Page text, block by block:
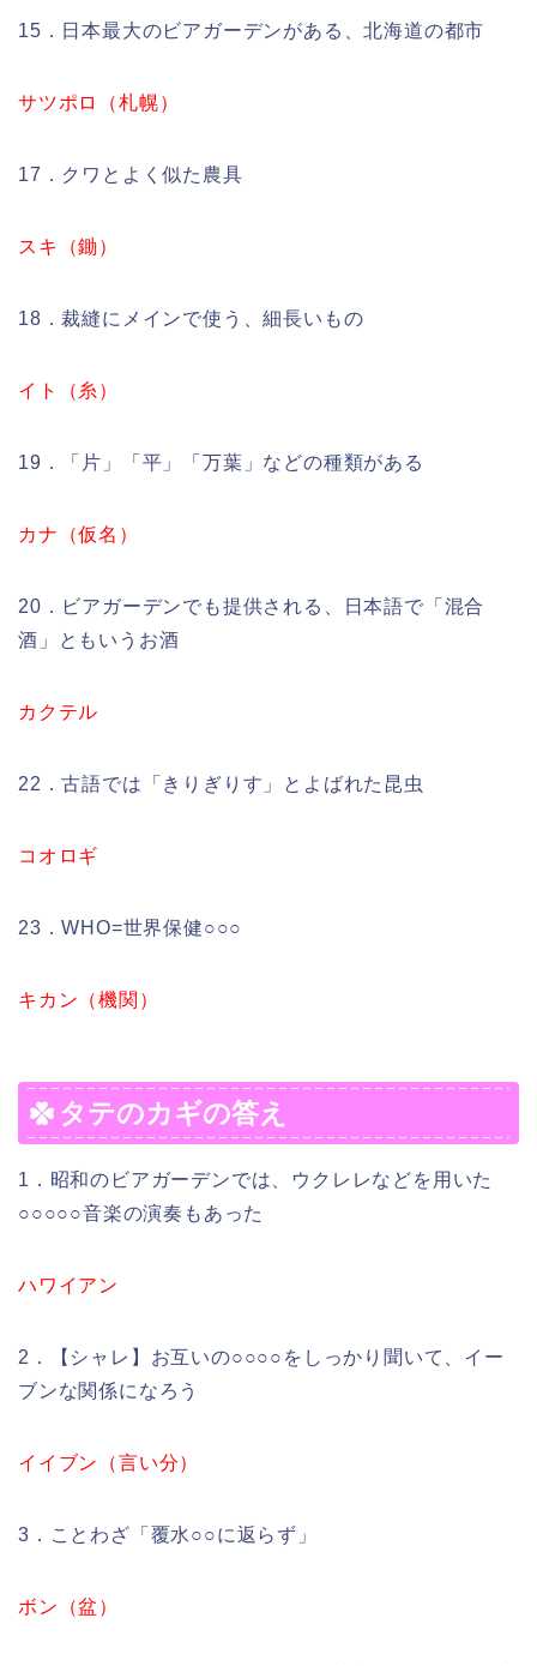
15．日本最大のビアガーデンがある、北海道の都市
サツポロ（札幌）
17．クワとよく似た農具
スキ（鋤）
18．裁縫にメインで使う、細長いもの
イト（糸）
19．「片」「平」「万葉」などの種類がある
カナ（仮名）
20．ビアガーデンでも提供される、日本語で「混合
酒」ともいうお酒
カクテル
22．古語では「きりぎりす」とよばれた昆虫
コオロギ
23．WHO=世界保健○○○
キカン（機関）
タテのカギの答え
1．昭和のビアガーデンでは、ウクレレなどを用いた
○○○○○音楽の演奏もあった
ハワイアン
2．【シャレ】お互いの○○○○をしっかり聞いて、イー
ブンな関係になろう
イイブン（言い分）
3．ことわざ「覆水○○に返らず」
ボン（盆）